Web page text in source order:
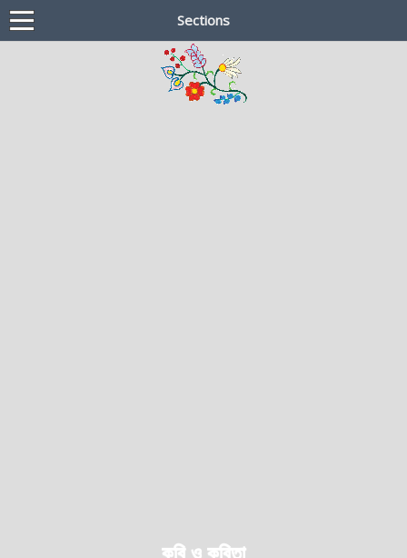
Sections
কবি ও কবিতা